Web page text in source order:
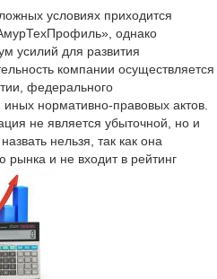
условиях приходится
однако
усилий для развития
компании осуществляется
федерального
нормативно-правовых актов.
не является убыточной, но и
нельзя, так как она
рынка и не входит в рейтинг